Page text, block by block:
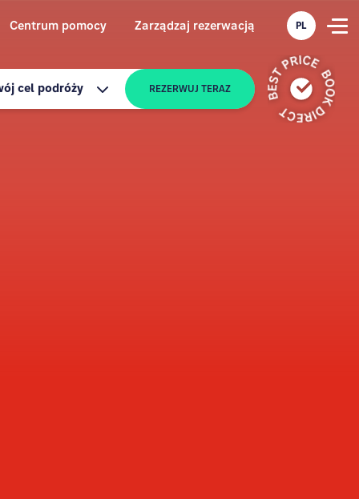
Centrum pomocy Zarządzaj rezerwacją
cel podróży REZERWUJ TERAZ
PL